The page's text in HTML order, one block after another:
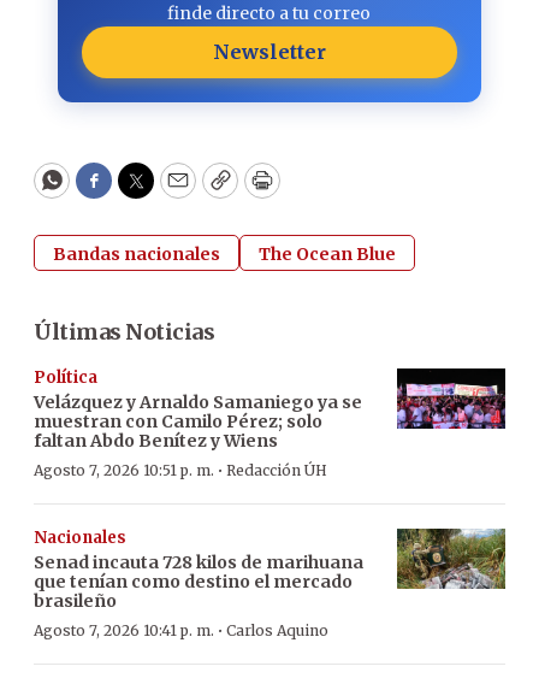
finde directo a tu correo
Newsletter
WhatsApp
Facebook
Twitter
EmailCopyPrint
Bandas nacionales The Ocean Blue
Últimas Noticias
Política
Velázquez y Arnaldo Samaniego ya se
muestran con Camilo Pérez; solo
faltan Abdo Benítez y Wiens
Agosto 7, 2026 10:51 p. m. · Redacción ÚH
Nacionales
Senad incauta 728 kilos de marihuana
que tenían como destino el mercado
brasileño
Agosto 7, 2026 10:41 p. m. · Carlos Aquino